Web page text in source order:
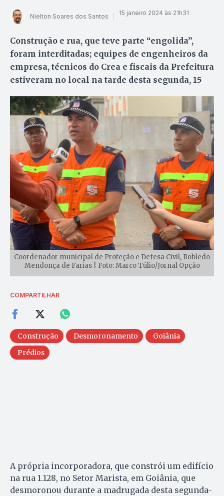
Nielton Soares dos Santos 15 janeiro 2024 às 21h31
Construção e rua, que teve parte “engolida”,
foram interditadas; equipes de engenheiros da
empresa, técnicos do Crea e fiscais da Prefeitura
estiveram no local na tarde desta segunda, 15
Coordenador municipal de Proteção e Defesa Civil, Robledo
Mendonça de Farias | Foto: Marco Túlio/Jornal Opção
COMPARTILHAR
Construção Desmoronamento
Goiânia
Prédios
A própria incorporadora, que constrói um edifício
na rua 1.128, no Setor Marista, em Goiânia, que
desmoronou durante a madrugada desta segunda-